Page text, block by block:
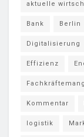
aktuelle
Bank Berlin
Digitalisierung
Effizienz
Kommentar
logistik